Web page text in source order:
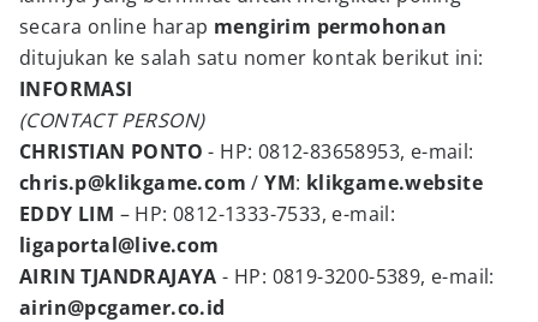
secara online harap mengirim permohonan
ditujukan ke salah satu nomer kontak berikut ini:
INFORMASI
(CONTACT PERSON)
CHRISTIAN PONTO - HP: 0812-83658953, e-mail:
chris.p@klikgame.com /YM: klikgame.website
EDDY LIM – HP: 0812-1333-7533, e-mail:
ligaportal@live.com
AIRIN TJANDRAJAYA - HP: 0819-3200-5389, e-mail:
airin@pcgamer.co.id